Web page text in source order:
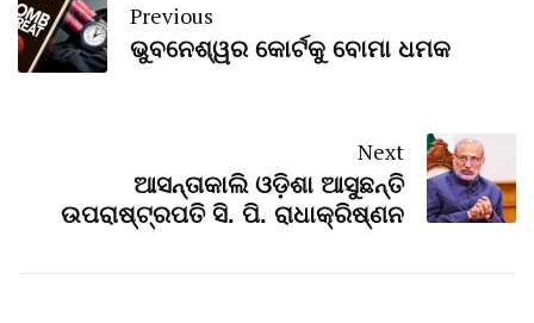
Previous
ଭୁବନେଶ୍ୱର କୋର୍ଟକୁ ବୋମା ଧମକ
Next
ଆସନ୍ତାକାଲି ଓଡ଼ିଶା ଆସୁଛନ୍ତି
ଉପରାଷ୍ଟ୍ରପତି ସି. ପି. ରାଧାକ୍ରିଷ୍ଣନ